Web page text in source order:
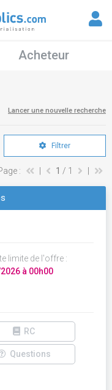
Acheteur
Lancer une nouvelle recherche
Filtrer
: 1 / 1
limite de l'offre :
à 00h00
RC
Questions